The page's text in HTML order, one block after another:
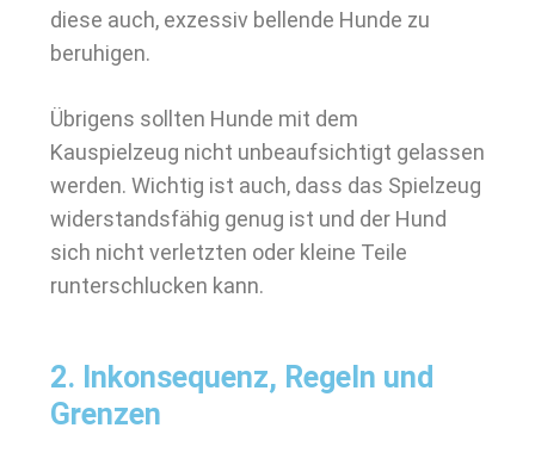
diese auch, exzessiv bellende Hunde zu
beruhigen.
Übrigens sollten Hunde mit dem
Kauspielzeug nicht unbeaufsichtigt gelassen
werden. Wichtig ist auch, dass das Spielzeug
widerstandsfähig genug ist und der Hund
sich nicht verletzten oder kleine Teile
runterschlucken kann.
2. Inkonsequenz, Regeln und
Grenzen